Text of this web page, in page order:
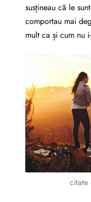
susțineau că le
comportau mai
mult ca și cum nu
citate